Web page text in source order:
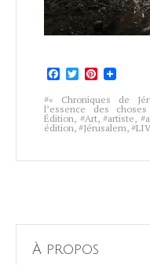
Facebook
TwitterPinterest
« Chroniques de
l’essence des
Édition
Art, artiste
édition, Jérusalem
À propos